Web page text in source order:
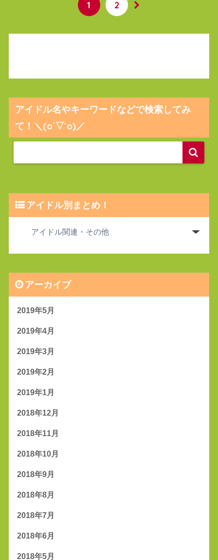
1 2
アイドル名やキーワードなどで検索してみ
て！＼(o´▽`o)／
アイドル別まとめ！
アーカイブ
2019年5月
2019年4月
2019年3月
2019年2月
2019年1月
2018年12月
2018年11月
2018年10月
2018年9月
2018年8月
2018年7月
2018年6月
2018年5月